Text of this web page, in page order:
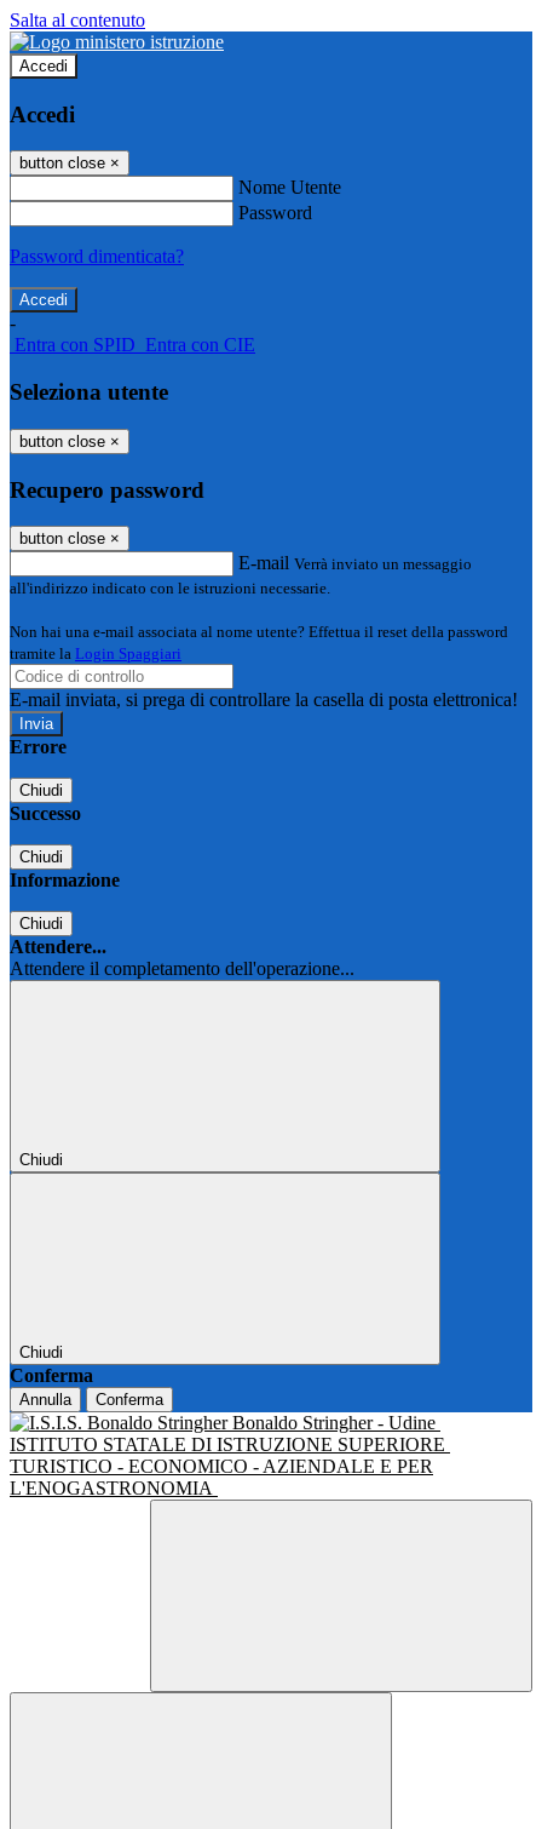
Salta al contenuto
Accedi
Accedi
button close ×
Nome Utente
Password
Password dimenticata?
-
Entra con SPID Entra con CIE
Seleziona utente
button close ×
Recupero password
button close ×
E-mail Verrà inviato un messaggio
all'indirizzo indicato con le istruzioni necessarie.
Non hai una e-mail associata al nome utente? Effettua il reset della password
tramite la Login Spaggiari
E-mail inviata, si prega di controllare la casella di posta elettronica!
Errore
Chiudi
Successo
Chiudi
Informazione
Chiudi
Attendere...
Attendere il completamento dell'operazione...
Chiudi
Chiudi
Conferma
Annulla Conferma
Bonaldo Stringher - Udine
ISTITUTO STATALE DI ISTRUZIONE SUPERIORE
TURISTICO - ECONOMICO - AZIENDALE E PER
L'ENOGASTRONOMIA